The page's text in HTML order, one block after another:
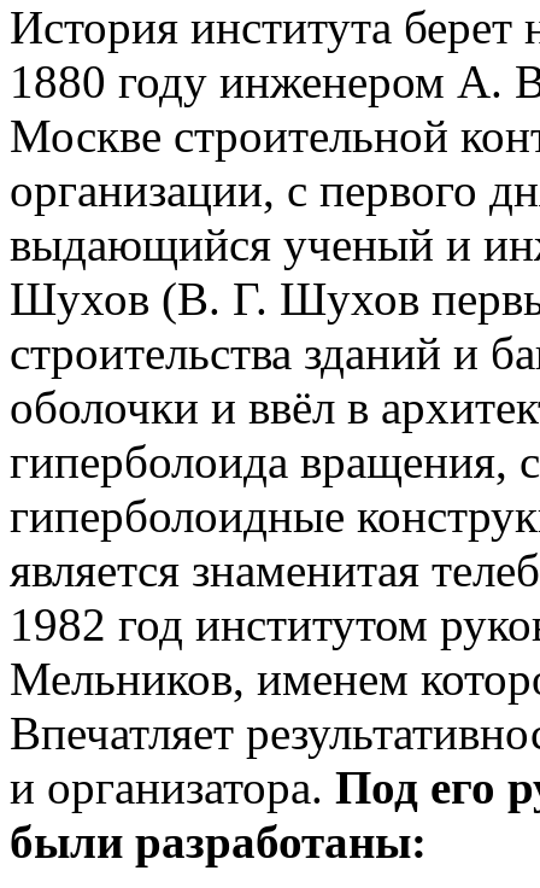
История института берет
1880 году инженером А.
Москве строительной
организации, с первого
выдающийся ученый и
Шухов (В. Г. Шухов
строительства зданий и
оболочки и ввёл в
гиперболоида вращения,
гиперболоидные
является знаменитая
1982 год институтом
Мельников, именем
Впечатляет
и организатора. Под его
были разработаны: